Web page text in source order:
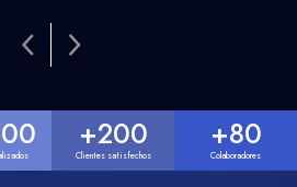
Clientes satisfechos
+200
Colaboradores
+80